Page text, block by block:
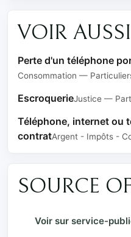
VOIR AUSSI
Perte d'un téléphone
Consommation —
EscroquerieJustice —
Téléphone, internet ou
contratArgent - Impôts -
SOURCE
Voir sur service-